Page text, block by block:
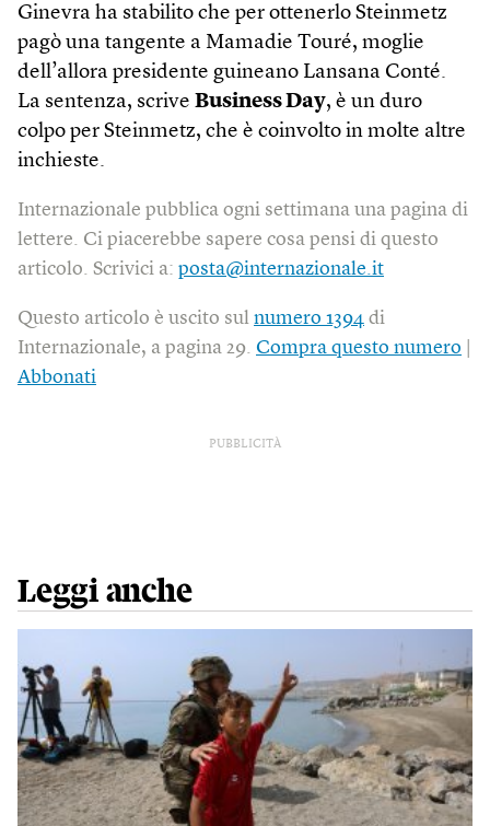
Ginevra ha stabilito che per ottenerlo Steinmetz
pagò una tangente a Mamadie Touré, moglie
dell’allora presidente guineano Lansana Conté.
La sentenza, scrive Business Day, è un duro
colpo per Steinmetz, che è coinvolto in molte altre
inchieste.
Internazionale pubblica ogni settimana una pagina di
lettere. Ci piacerebbe sapere cosa pensi di questo
articolo. Scrivici a: posta@internazionale.it
Questo articolo è uscito sul numero 1394 di
Internazionale, a pagina 29. Compra questo numero
Abbonati
PUBBLICITÀ
Leggi anche